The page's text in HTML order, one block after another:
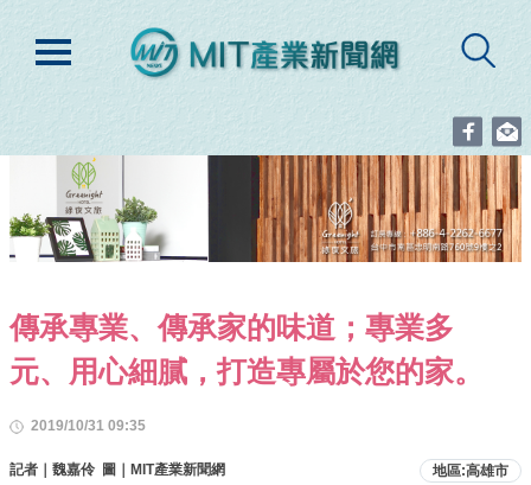
傳承專業、傳承家的味道；專業多
元、用心細膩，打造專屬於您的家。
2019/10/31 09:35
記者｜魏嘉伶 圖｜MIT產業新聞網 地區:高雄市